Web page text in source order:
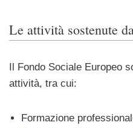
Le attività sostenute
Il Fondo Sociale Europeo
attività, tra cui:
Formazione